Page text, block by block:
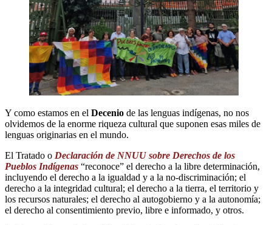
Y como estamos en el Decenio de las lenguas indígenas, no nos
olvidemos de la enorme riqueza cultural que suponen esas miles de
lenguas originarias en el mundo.
El Tratado o Declaración de NNUU sobre Derechos de los
Pueblos Indígenas “reconoce” el derecho a la libre determinación,
incluyendo el derecho a la igualdad y a la no-discriminación; el
derecho a la integridad cultural; el derecho a la tierra, el territorio y
los recursos naturales; el derecho al autogobierno y a la autonomía;
el derecho al consentimiento previo, libre e informado, y otros.